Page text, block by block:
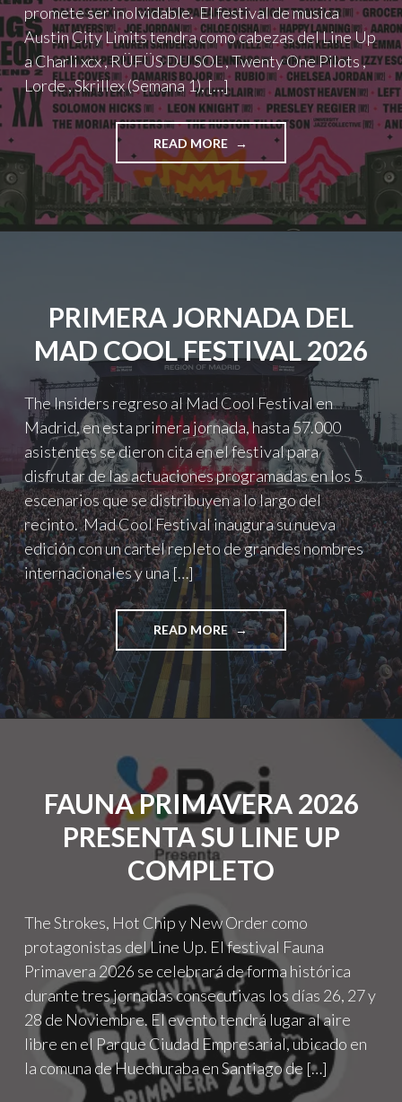
promete ser inolvidable. El festival de musica
Austin City Limits tendra como cabezas del Line Up
a Charli xcx , RÜFÜS DU SOL , Twenty One Pilots ,
Lorde , Skrillex (Semana 1), […]
READ MORE "AUSTIN
CITY
LIMITS
CELEBRARÁ
SU
25
XCX,
LORDE,
THE
XX
TWENTY
ONE
PILOTS
Y
MÁS."
PRIMERA JORNADA DEL
MAD COOL FESTIVAL 2026
The Insiders regreso al Mad Cool Festival en
Madrid, en esta primera jornada, hasta 57.000
asistentes se dieron cita en el festival para
disfrutar de las actuaciones programadas en los 5
escenarios que se distribuyen a lo largo del
recinto. Mad Cool Festival inaugura su nueva
edición con un cartel repleto de grandes nombres
internacionales y una […]
READ MORE"PRIMERA
JORNADA
DEL
MAD
COOL
FESTIVAL
FAUNA PRIMAVERA 2026
PRESENTA SU LINE UP
COMPLETO
The Strokes, Hot Chip y New Order como
protagonistas del Line Up. El festival Fauna
Primavera 2026 se celebrará de forma histórica
durante tres jornadas consecutivas los días 26, 27 y
28 de Noviembre. El evento tendrá lugar al aire
libre en el Parque Ciudad Empresarial, ubicado en
la comuna de Huechuraba en Santiago de […]